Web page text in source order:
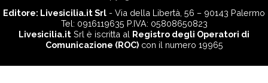
Editore: Livesicilia.it Srl - Via della Libertà, 56 – 90143 Palermo
Tel: 0916119635 P.IVA: 05808650823
Livesicilia.it Srl è iscritta al Registro degli Operatori di
Comunicazione (ROC)con il numero 19965